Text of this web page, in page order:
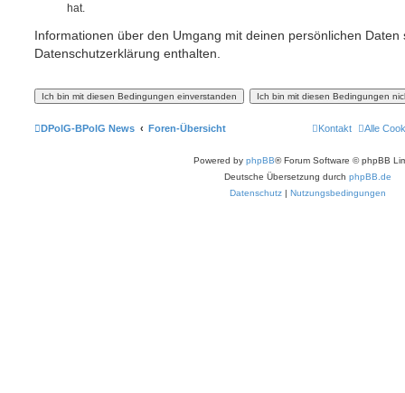
hat.
Informationen über den Umgang mit deinen persönlichen Daten
Datenschutzerklärung enthalten.
DPolG-BPolG News Foren-Übersicht Alle
Kontakt
Powered by phpBB® Forum Software © phpBB
Deutsche Übersetzung durch phpBB.de
Datenschutz | Nutzungsbedingungen